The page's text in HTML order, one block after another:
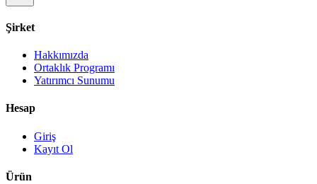
Şirket
Hakkımızda
Ortaklık Programı
Yatırımcı Sunumu
Hesap
Giriş
Kayıt Ol
Ürün